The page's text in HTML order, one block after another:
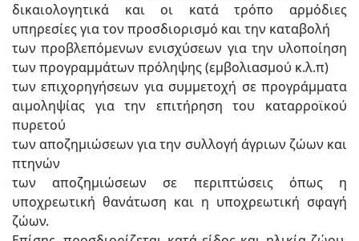
δικαιολογητικά και οι κατά τρόπο αρμόδιες
υπηρεσίες για τον προσδιορισμό και την καταβολή
των προβλεπόμενων ενισχύσεων για την υλοποίηση
των προγραμμάτων πρόληψης (εμβολιασμού κ.λ.π)
των επιχορηγήσεων για συμμετοχή σε προγράμματα
αιμοληψίας για την επιτήρηση του καταρροϊκού
πυρετού
των αποζημιώσεων για την συλλογή άγριων ζώων και
πτηνών
των αποζημιώσεων σε περιπτώσεις όπως η
υποχρεωτική θανάτωση και η υποχρεωτική σφαγή
ζώων.